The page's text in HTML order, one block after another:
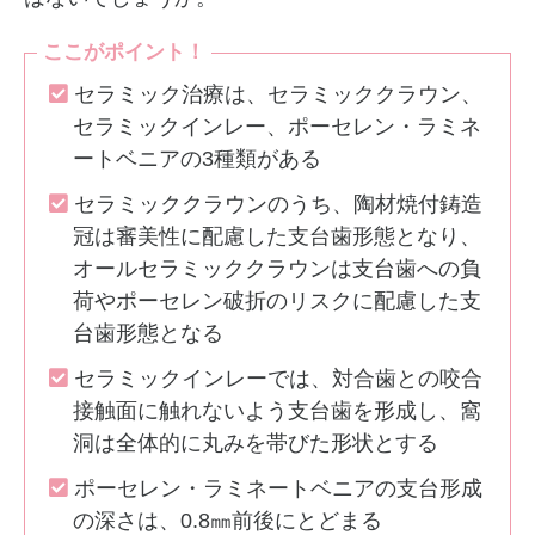
ここがポイント！
セラミック治療は、セラミッククラウン、
セラミックインレー、ポーセレン・ラミネ
ートベニアの3種類がある
セラミッククラウンのうち、陶材焼付鋳造
冠は審美性に配慮した支台歯形態となり、
オールセラミッククラウンは支台歯への負
荷やポーセレン破折のリスクに配慮した支
台歯形態となる
セラミックインレーでは、対合歯との咬合
接触面に触れないよう支台歯を形成し、窩
洞は全体的に丸みを帯びた形状とする
ポーセレン・ラミネートベニアの支台形成
の深さは、0.8㎜前後にとどまる